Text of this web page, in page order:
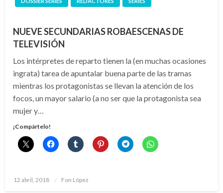
NUEVE SECUNDARIAS ROBAESCENAS DE
TELEVISIÓN
Los intérpretes de reparto tienen la (en muchas ocasiones
ingrata) tarea de apuntalar buena parte de las tramas
mientras los protagonistas se llevan la atención de los
focos, un mayor salario (a no ser que la protagonista sea
mujer y…
¡Compártelo!
Publicado
12 abril, 2018 Fon López